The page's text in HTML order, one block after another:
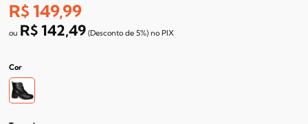
R$ 149,99
R$ 142,49 (Desconto de 5%) no PIX
Cor